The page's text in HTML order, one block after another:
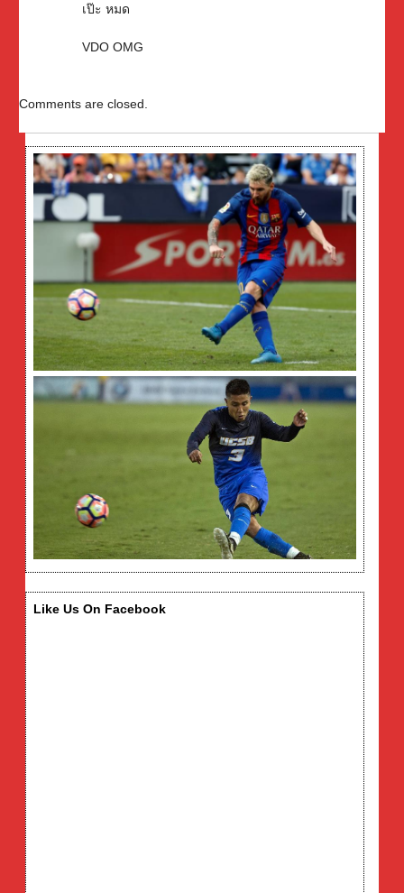
เป๊ะ หมด
VDO OMG
Comments are closed.
Like Us On Facebook